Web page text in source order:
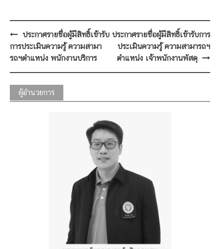
Post
navigation
ประกาศรายชื่อผู้มีสิทธิ์เข้ารับ
การประเมินความรู้ ความสามา
รถฯตำแหน่ง พนักงานบริการ
ประกาศรายชื่อผู้มีสิทธิ์เข้ารับการ
ประเมินความรู้ ความสามารถฯ
ตำแหน่ง เจ้าพนักงานพัสดุ
ผู้อำนวยการ